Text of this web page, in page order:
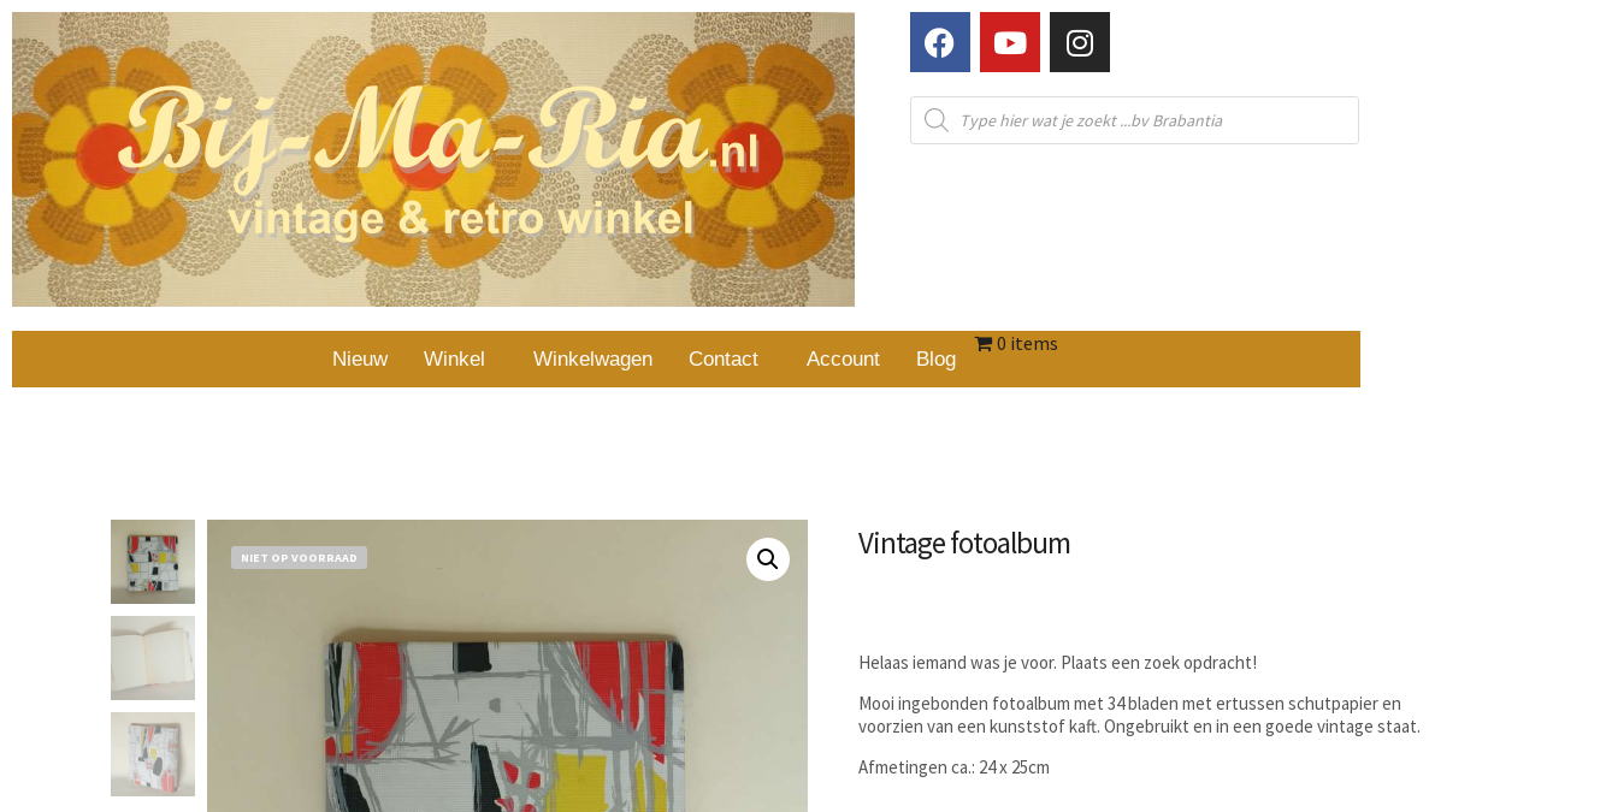
Nieuw Winkel Winkelwagen Contact Account Blog
0 items
NIET OP VOORRAAD Vintage fotoalbum
Helaas iemand was je voor. Plaats een zoek opdracht!
Mooi ingebonden fotoalbum met 34 bladen met ertussen schutpapier en
voorzien van een kunststof kaft. Ongebruikt en in een goede vintage staat.
Afmetingen ca.: 24 x 25cm